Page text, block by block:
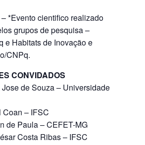
*Evento cientifico realizado
grupos de pesquisa –
e Habitats de Inovação e
CNPq.
CONVIDADOS
Jose de Souza – Universidade
Coan – IFSC
de Paula – CEFET-MG
Costa Ribas – IFSC